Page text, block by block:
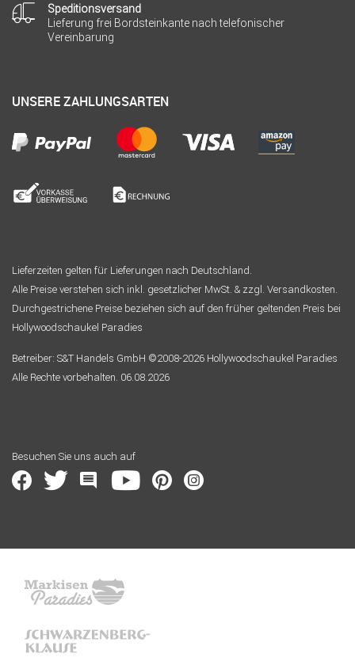
Speditionsversand
Lieferung frei Bordsteinkante nach telefonischer
Vereinbarung
UNSERE ZAHLUNGSARTEN
Lieferzeiten gelten für Lieferungen nach Deutschland.
Alle Preise verstehen sich inkl. gesetzlicher MwSt. & zzgl. Versandkosten.
Durchgestrichene Preise beziehen sich auf den früher geltenden Preis bei
Hollywoodschaukel Paradies
Betreiber: S&T Handels GmbH ©2008-2026 Hollywoodschaukel Paradies
Alle Rechte vorbehalten. 06.08.2026
Besuchen Sie uns auch auf